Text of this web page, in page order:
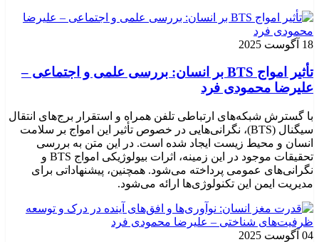
18 آگوست 2025
تأثیر امواج BTS بر انسان: بررسی علمی و اجتماعی –
علیرضا محمودی فرد
با گسترش شبکه‌های ارتباطی تلفن همراه و استقرار برج‌های انتقال
سیگنال (BTS)، نگرانی‌هایی در خصوص تأثیر این امواج بر سلامت
انسان و محیط زیست ایجاد شده است. در این متن به بررسی
تحقیقات موجود در این زمینه، اثرات بیولوژیکی امواج BTS و
نگرانی‌های عمومی پرداخته می‌شود. همچنین، پیشنهاداتی برای
مدیریت ایمن این تکنولوژی‌ها ارائه می‌شود.
04 آگوست 2025